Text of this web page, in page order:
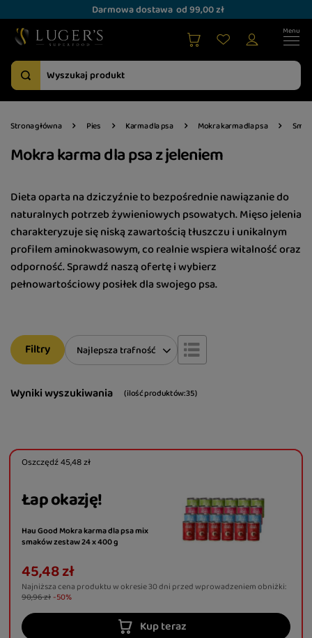
Darmowa dostawa od 99,00 zł
Strona główna Pies Karma dla psa Mokra karma dla psa Smak
Mokra karma dla psa z jeleniem
Dieta oparta na dziczyźnie to bezpośrednie nawiązanie do
naturalnych potrzeb żywieniowych psowatych. Mięso jelenia
charakteryzuje się niską zawartością tłuszczu i unikalnym
profilem aminokwasowym, co realnie wspiera witalność oraz
odporność. Sprawdź naszą ofertę i wybierz
pełnowartościowy posiłek dla swojego psa.
Wyniki wyszukiwania ( ilość produktów:35)
Zmień sortowanie
Najlepsza trafność
Filtry
Oszczędź45,48 zł
Łap okazję!
Hau Good Mokra karma dla psa mix
smaków zestaw 24 x 400 g
45,48 zł
Najniższa cena produktu w okresie 30 dni przed wprowadzeniem obniżki:
90,96 zł -50%
Kup teraz